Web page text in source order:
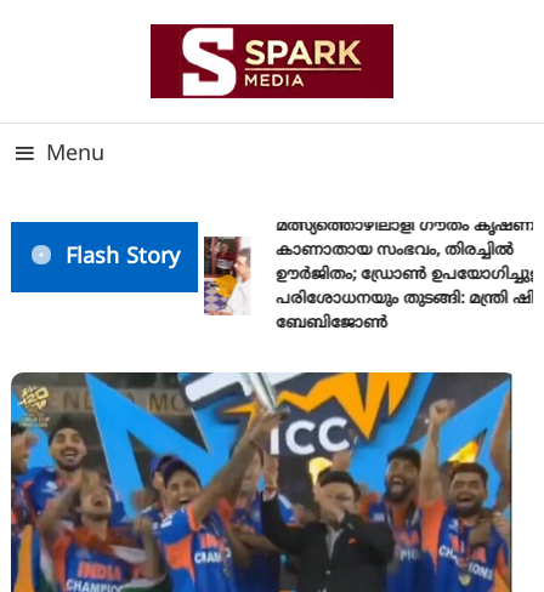
Menu
Flash Story
മത്സ്യത്തൊഴിലാളി ഗൗതം
കാണാതായ സംഭവം, തിരച്ചിൽ
ഊർജിതം; ഡ്രോണ്‍
പരിശോധനയും തുടങ്ങി: മന്ത്രി
ബേബിജോണ്‍